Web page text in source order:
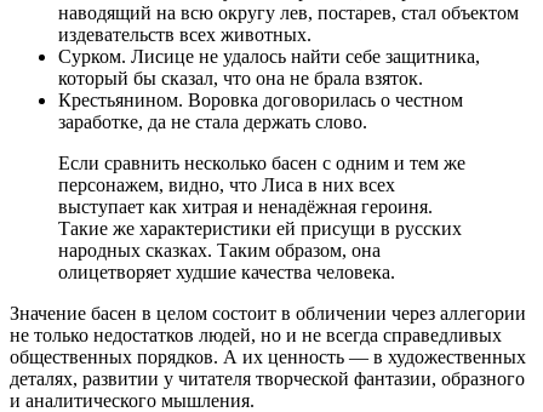
наводящий на всю округу лев, постарев, стал объектом
издевательств всех животных.
Сурком. Лисице не удалось найти себе защитника,
который бы сказал, что она не брала взяток.
Крестьянином. Воровка договорилась о честном
заработке, да не стала держать слово.
Если сравнить несколько басен с одним и тем же
персонажем, видно, что Лиса в них всех
выступает как хитрая и ненадёжная героиня.
Такие же характеристики ей присущи в русских
народных сказках. Таким образом, она
олицетворяет худшие качества человека.
Значение басен в целом состоит в обличении через аллегории
не только недостатков людей, но и не всегда справедливых
общественных порядков. А их ценность — в художественных
деталях, развитии у читателя творческой фантазии, образного
и аналитического мышления.